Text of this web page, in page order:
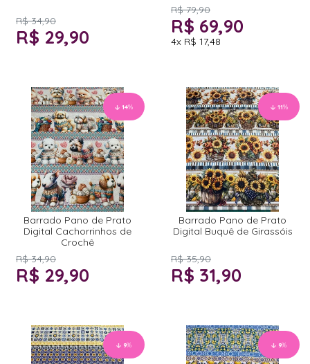
R$ 34,90
R$ 29,90
R$ 79,90
R$ 69,90
4x R$ 17,48
14%
Barrado Pano de Prato
Digital Cachorrinhos de
Crochê
R$ 34,90
R$ 29,90
11%
Barrado Pano de Prato
Digital Buquê de Girassóis
R$ 35,90
R$ 31,90
9% 9%